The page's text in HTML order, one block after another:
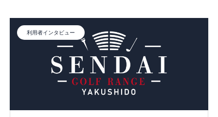
利用者インタビュー